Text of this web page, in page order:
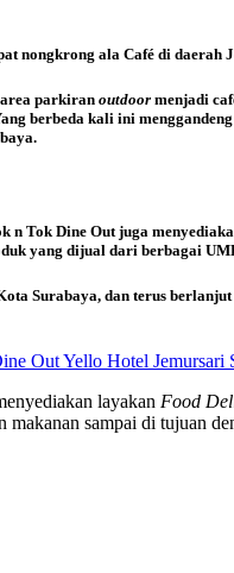
nongkrong ala Café di
area parkiran outdoor menjadi
berbeda kali ini
n Tok Dine Out juga
yang dijual dari berbagai
Surabaya, dan terus
Out Yello Hotel Jemursari
layakan Food
sampai di tujuan